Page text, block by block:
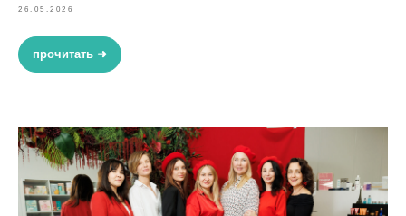
26.05.2026
прочитать ➜